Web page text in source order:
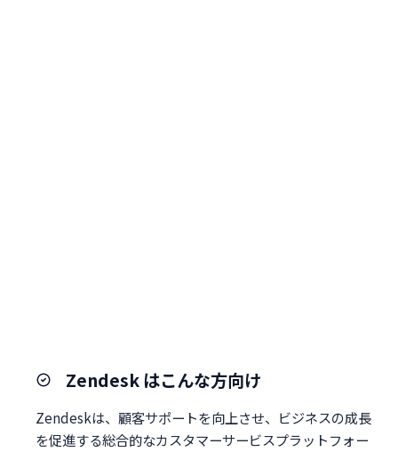
Zendesk はこんな方向け
Zendeskは、顧客サポートを向上させ、ビジネスの成長
を促進する総合的なカスタマーサービスプラットフォー